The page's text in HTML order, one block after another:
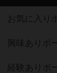
お気に入り
興味ありボ
経験ありボ